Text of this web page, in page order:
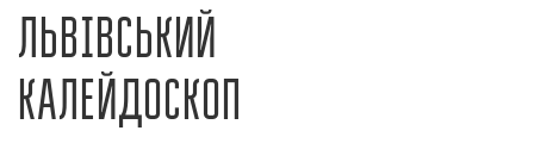
ЛЬВІВСЬКИЙ
КАЛЕЙДОСКОП